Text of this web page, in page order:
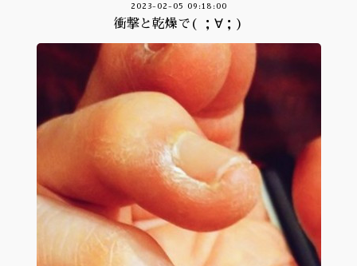
2023-02-05 09:18:00
衝撃と乾燥で( ；∀；)